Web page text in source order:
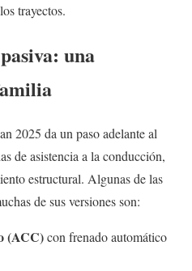
trayectos.
una
2025 da un paso adelante al
de asistencia a la conducción,
estructural. Algunas de las
de sus versiones son:
(ACC)con frenado automático